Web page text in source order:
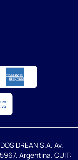
DREAN S.A. Av.
Argentina. CUIT: